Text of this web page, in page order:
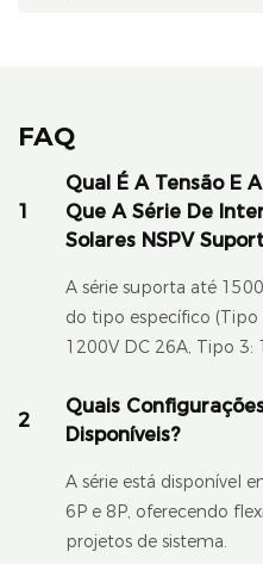
FAQ
1
Qual É A Tensão E
Que A Série De
Solares NSPV
A série suporta até
do tipo específico (Tipo
1200V DC 26A, Tipo 3:
2
Quais
Disponíveis?
A série está disponível
6P e 8P, oferecendo
projetos de sistema.